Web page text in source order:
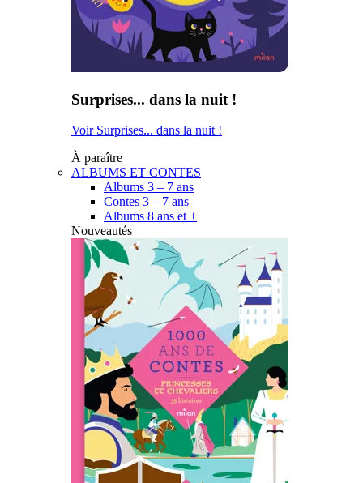
Surprises... dans la nuit !
Voir Surprises... dans la nuit !
À paraître
ALBUMS ET CONTES
Albums 3 – 7 ans
Contes 3 – 7 ans
Albums 8 ans et +
Nouveautés